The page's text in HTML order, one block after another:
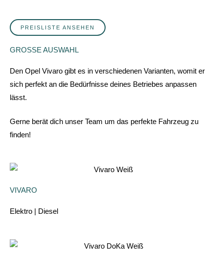
PREISLISTE ANSEHEN
GROSSE AUSWAHL
Den Opel Vivaro gibt es in verschiedenen Varianten, womit er
sich perfekt an die Bedürfnisse deines Betriebes anpassen
lässt.
Gerne berät dich unser Team um das perfekte Fahrzeug zu
finden!
VIVARO
Elektro | Diesel